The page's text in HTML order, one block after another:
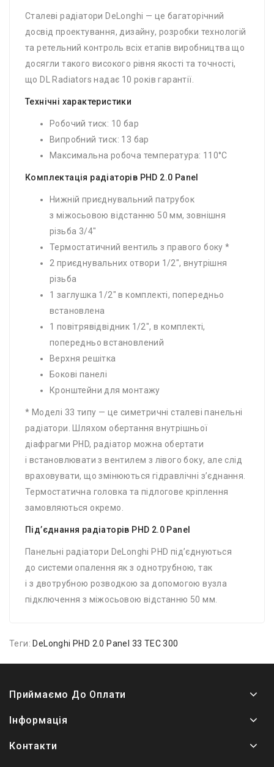
Сталеві радіатори DeLonghi — це багаторічний
досвід проектування, дизайну, розробки технологій
та ретельний контроль всіх етапів виробництва що
досягли такого високого рівня якості та точності,
що DL Radiators надає 10 років гарантії.
Технічні характеристики
Робочий тиск: 10 бар
Випробний тиск: 13 бар
Максимальна робоча температура: 110°C
Комплектація радіаторів PHD 2.0 Panel
Нижній приєднувальний патрубок
з міжосьовою відстанню 50 мм, зовнішня
різьба 3/4″
Термостатичний вентиль з правого боку *
2 приєднувальних отвори 1/2″, внутрішня
різьба
1 заглушка 1/2″ в комплекті, попередньо
встановлена
1 повітрявідвідник 1/2″, в комплекті,
попередньо встановлений
Верхня решітка
Бокові панелі
Кронштейни для монтажу
* Моделі 33 типу — це симетричні сталеві панельні
радіатори. Шляхом обертання внутрішньої
діафрагми PHD, радіатор можна обертати
і встановлювати з вентилем з лівого боку, але слід
враховувати, що змінюються гідравлічні з’єднання.
Термостатична головка та підлогове кріплення
замовляються окремо.
Під’єднання радіаторів PHD 2.0 Panel
Панельні радіатори DeLonghi PHD під’єднуються
до системи опалення як з однотрубною, так
і з двотрубною розводкою за допомогою вузла
підключення з міжосьовою відстанню 50 мм.
Теги: DeLonghi PHD 2.0 Panel 33 TEC 300
Приймаємо До Оплати
Інформація
Контакти